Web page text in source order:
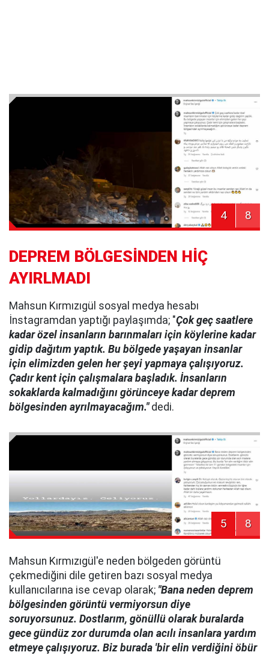
4 8
DEPREM BÖLGESİNDEN HİÇ
AYIRLMADI
Mahsun Kırmızıgül sosyal medya hesabı
İnstagramdan yaptığı paylaşımda; "Çok geç saatlere
kadar özel insanların barınmaları için köylerine kadar
gidip dağıtım yaptık. Bu bölgede yaşayan insanlar
için elimizden gelen her şeyi yapmaya çalışıyoruz.
Çadır kent için çalışmalara başladık. İnsanların
sokaklarda kalmadığını görünceye kadar deprem
bölgesinden ayrılmayacağım."dedi.
5 8
Mahsun Kırmızıgül'e neden bölgeden görüntü
çekmediğini dile getiren bazı sosyal medya
kullanıcılarına ise cevap olarak; "Bana neden deprem
bölgesinden görüntü vermiyorsun diye
soruyorsunuz. Dostlarım, gönüllü olarak buralarda
gece gündüz zor durumda olan acılı insanlara yardım
etmeye çalışıyoruz. Biz burada 'bir elin verdiğini öbür